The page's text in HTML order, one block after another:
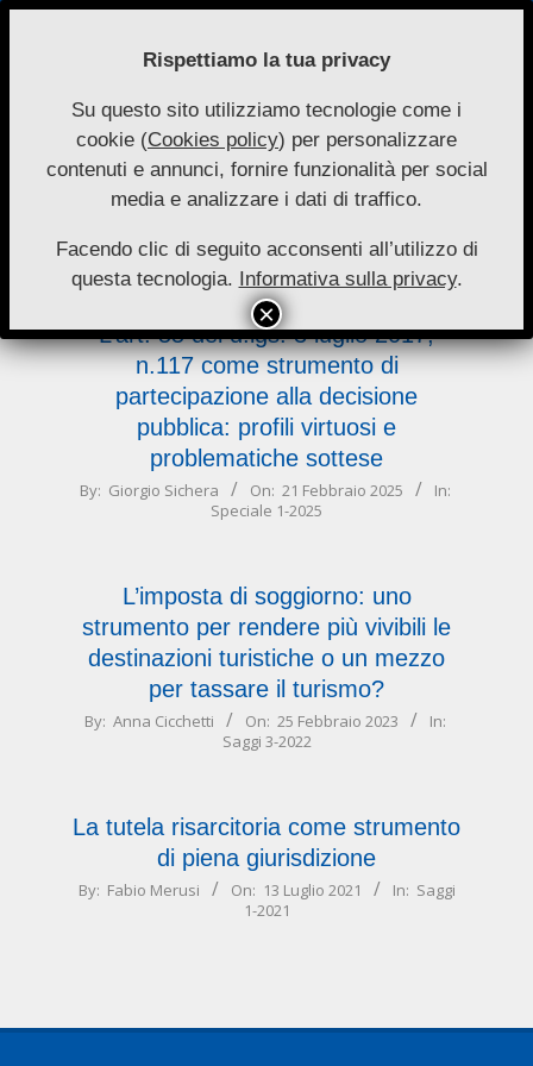
Skip
Nuove
Autonomie
Primary
Navigation
Menu
L’art. 55 del d.lgs. 3 luglio 2017,
n.117 come strumento di
partecipazione alla decisione
pubblica: profili virtuosi e
problematiche sottese
2025-
By: Giorgio Sichera On: 21 Febbraio 2025
In:
Speciale 1-2025
L’imposta di soggiorno: uno
strumento per rendere più vivibili le
destinazioni turistiche o un mezzo
per tassare il turismo?
2023-
By: Anna Cicchetti On: 25 Febbraio 2023
In:
Saggi 3-2022
La tutela risarcitoria come strumento
di piena giurisdizione
2021-
By: Fabio Merusi On: 13 Luglio 2021 In: Saggi
1-2021
Rispettiamo la tua privacy
Su questo sito utilizziamo tecnologie come i
cookie (Cookies policy) per personalizzare
contenuti e annunci, fornire funzionalità per social
media e analizzare i dati di traffico.
Facendo clic di seguito acconsenti all’utilizzo di
questa tecnologia. Informativa sulla privacy.